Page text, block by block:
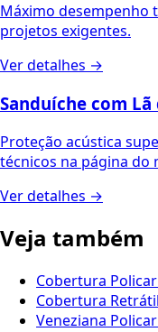
Máximo desempenho
projetos exigentes.
Ver detalhes →
Sanduíche com Lã
Proteção acústica
técnicos na página do
Ver detalhes →
Veja também
Cobertura
Cobertura Retrátil
Veneziana